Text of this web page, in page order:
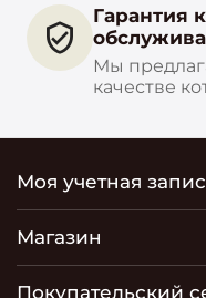
Гарантия
Мы
качестве
Моя учетная
Магазин
Покупательский